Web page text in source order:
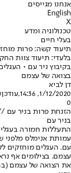
אנחנו מגייסים
English
X
טכנולוגיה ומדע
בעלי חיים
תיעוד קשה: פרות
בלעדי: תיעוד צוות
בקיבוץ ניר עם •
בצואה של עצמם
דן לביא
1/12/2020, 14:36
,עודכן
0
הזנחת פרות בניר עם
בניר עם
התעללות חמורה
עמותת אנימלס מלפני
עם. העגלים מוחזקים
עצמם. בצילומים אף
את הצואה של עצמם